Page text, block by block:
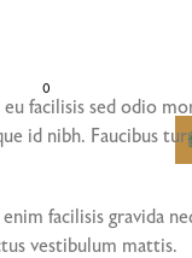
0
facilisis sed odio
id nibh. Faucibus
facilisis gravida
vestibulum mattis.